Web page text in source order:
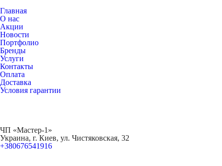
Главная
О нас
Акции
Новости
Портфолио
Бренды
Услуги
Контакты
Оплата
Доставка
Условия гарантии
ЧП «Мастер-1»
Украина, г. Киев, ул. Чистяковская, 32
+380676541916